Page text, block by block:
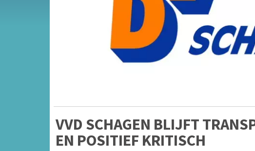
VVD SCHAGEN BLIJFT
EN POSITIEF KRITISCH